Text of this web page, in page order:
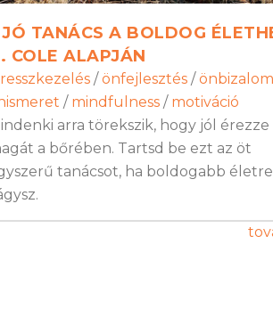
TANÁCS A BOLDOG
COLE ALAPJÁN
/ önfejlesztés / önbizalom
/ mindfulness / motiváció
arra törekszik, hogy jól érezze
a bőrében. Tartsd be ezt az öt
tanácsot, ha boldogabb életre